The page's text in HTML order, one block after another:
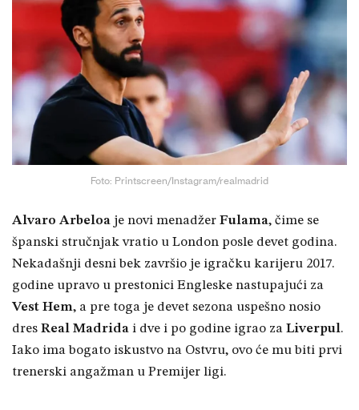
Foto: Printscreen/Instagram/realmadrid
Alvaro Arbeloa je novi menadžer Fulama, čime se
španski stručnjak vratio u London posle devet godina.
Nekadašnji desni bek završio je igračku karijeru 2017.
godine upravo u prestonici Engleske nastupajući za
Vest Hem, a pre toga je devet sezona uspešno nosio
dres Real Madrida i dve i po godine igrao za Liverpul.
Iako ima bogato iskustvo na Ostvru, ovo će mu biti prvi
trenerski angažman u Premijer ligi.